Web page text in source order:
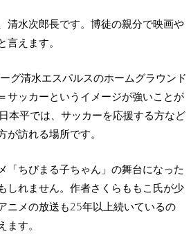
清水次郎長です。博徒の親分で映画や
えます。
グ清水エスパルスのホームグラウンド
サッカーというイメージが強いことが
本平では、サッカーを応援する方など
訪れる場所です。
「ちびまる子ちゃん」の舞台になった
しれません。作者さくらももこ氏が少
ニメの放送も25年以上続いているの
す。